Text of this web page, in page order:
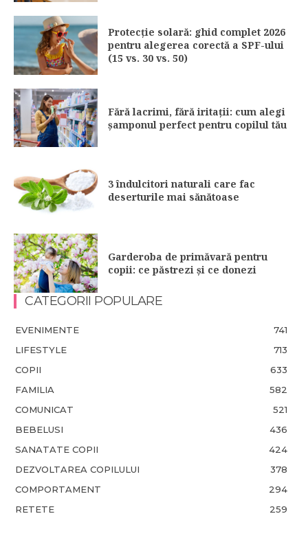
Protecție solară: ghid complet 2026
pentru alegerea corectă a SPF-ului
(15 vs. 30 vs. 50)
Fără lacrimi, fără iritații: cum alegi
șamponul perfect pentru copilul tău
3 îndulcitori naturali care fac
deserturile mai sănătoase
Garderoba de primăvară pentru
copii: ce păstrezi și ce donezi
CATEGORII POPULARE
EVENIMENTE
741
LIFESTYLE
713
COPII
633
FAMILIA
582
COMUNICAT
521
BEBELUSI
436
SANATATE COPII
424
DEZVOLTAREA COPILULUI
378
COMPORTAMENT
294
RETETE
259